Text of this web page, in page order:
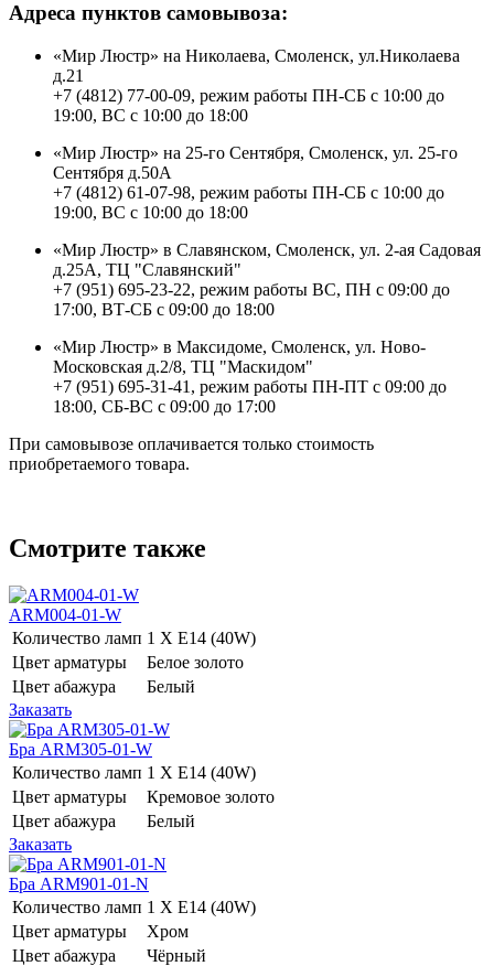
Адреса пунктов самовывоза:
«Мир Люстр» на Николаева, Смоленск, ул.Николаева
д.21
+7 (4812) 77-00-09, режим работы ПН-СБ с 10:00 до
19:00, ВС с 10:00 до 18:00
«Мир Люстр» на 25-го Сентября, Смоленск, ул. 25-го
Сентября д.50А
+7 (4812) 61-07-98, режим работы ПН-СБ с 10:00 до
19:00, ВС с 10:00 до 18:00
«Мир Люстр» в Славянском, Смоленск, ул. 2-ая Садовая
д.25А, ТЦ "Славянский"
+7 (951) 695-23-22, режим работы ВС, ПН с 09:00 до
17:00, ВТ-СБ с 09:00 до 18:00
«Мир Люстр» в Максидоме, Смоленск, ул. Ново-
Московская д.2/8, ТЦ "Маскидом"
+7 (951) 695-31-41, режим работы ПН-ПТ с 09:00 до
18:00, СБ-ВС с 09:00 до 17:00
При самовывозе оплачивается только стоимость
приобретаемого товара.
Смотрите также
ARM004-01-W
Количество ламп 1 Х E14 (40W)
Цвет арматуры
Белое золото
Цвет абажура
Белый
Заказать
Бра ARM305-01-W
Количество ламп 1 Х E14 (40W)
Цвет арматуры
Кремовое золото
Цвет абажура
Белый
Заказать
Бра ARM901-01-N
Количество ламп 1 Х E14 (40W)
Цвет арматуры
Хром
Цвет абажура
Чёрный